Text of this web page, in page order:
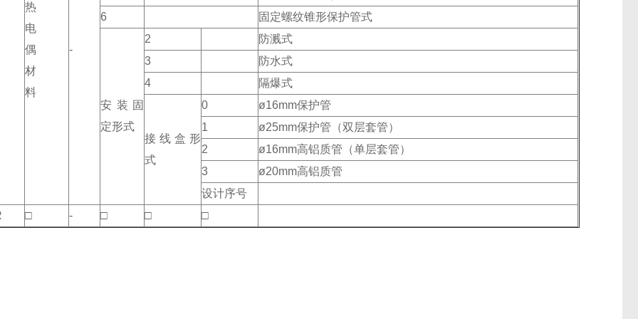
热
电
偶
材
料
-
6
固定螺纹锥形保护管式
安装固
定形式
2
防溅式
3
防水式
4
隔爆式
接线盒形
式
0
ø16mm保护管
1
ø25mm保护管（双层套管）
2
ø16mm高铝质管（单层套管）
3
ø20mm高铝质管
设计序号
□ - □ □ □